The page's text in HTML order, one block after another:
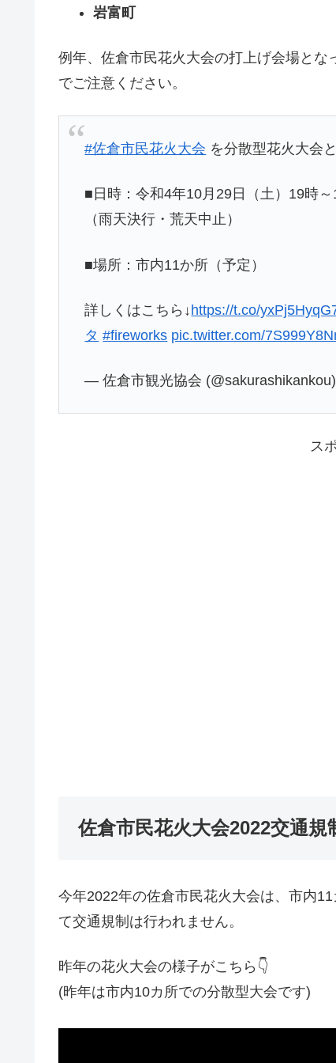
岩富町
例年、佐倉市民花火大会の打上げ会場とな
でご注意ください。
#佐倉市民花火大会 を分散型花火大会
■日時：令和4年10月29日（土）19時
（雨天決行・荒天中止）
■場所：市内11か所（予定）
詳しくはこちら↓https://t.co/
タ #fireworks pic.twitter.com/
— 佐倉市観光協会
ス
佐倉市民花火大会2022交通
今年2022年の佐倉市民花火大会は、市内
て交通規制は行われません。
昨年の花火大会の様子がこちら👇
(昨年は市内10カ所での分散型大会です)